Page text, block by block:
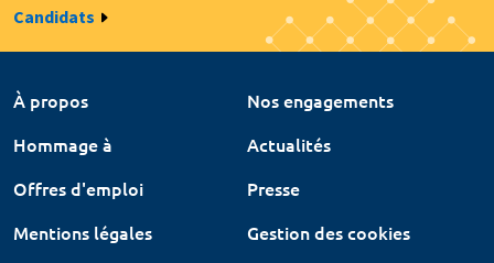
Candidats
À propos
Nos engagements
Hommage à
Actualités
Offres d'emploi
Presse
Mentions légales
Gestion des cookies